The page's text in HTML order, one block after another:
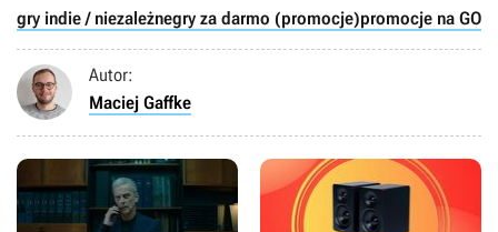
gry indie / niezależnegry za darmo (promocje)promocje na
Autor:
Maciej Gaffke